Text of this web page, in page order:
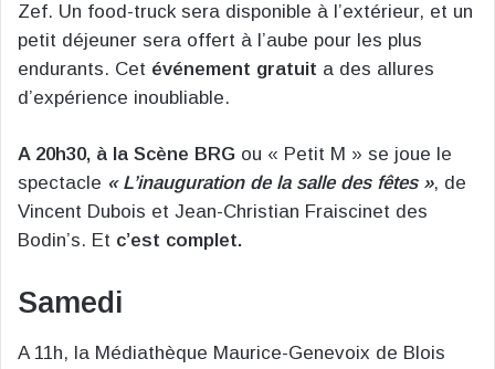
Zef. Un food-truck sera disponible à l’extérieur, et un
petit déjeuner sera offert à l’aube pour les plus
endurants. Cet événement gratuit a des allures
d’expérience inoubliable.
A 20h30, à la Scène BRG ou « Petit M » se joue le
spectacle « L’inauguration de la salle des fêtes », de
Vincent Dubois et Jean-Christian Fraiscinet des
Bodin’s. Et c’est complet.
Samedi
A 11h, la Médiathèque Maurice-Genevoix de Blois